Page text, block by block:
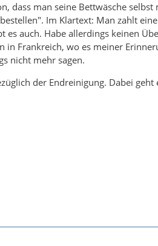
dass man seine Bettwäsche
Im Klartext: Man zahlt
es auch. Habe allerdings keinen
Frankreich, wo es meiner
nicht mehr sagen.
der Endreinigung. Dabei